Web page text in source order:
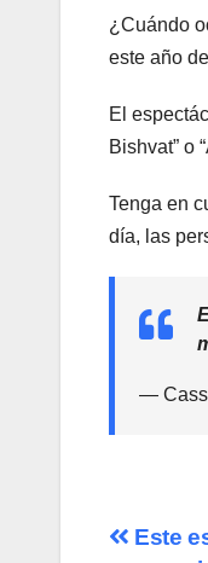
¿Cuándo
este año
El
Bishvat” o
Tenga en
día, las
—
Este